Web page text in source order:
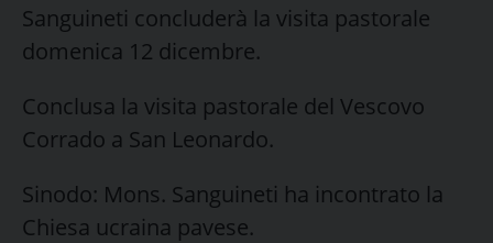
Sanguineti concluderà la visita pastorale
domenica 12 dicembre.
Conclusa la visita pastorale del Vescovo
Corrado a San Leonardo.
Sinodo: Mons. Sanguineti ha incontrato la
Chiesa ucraina pavese.